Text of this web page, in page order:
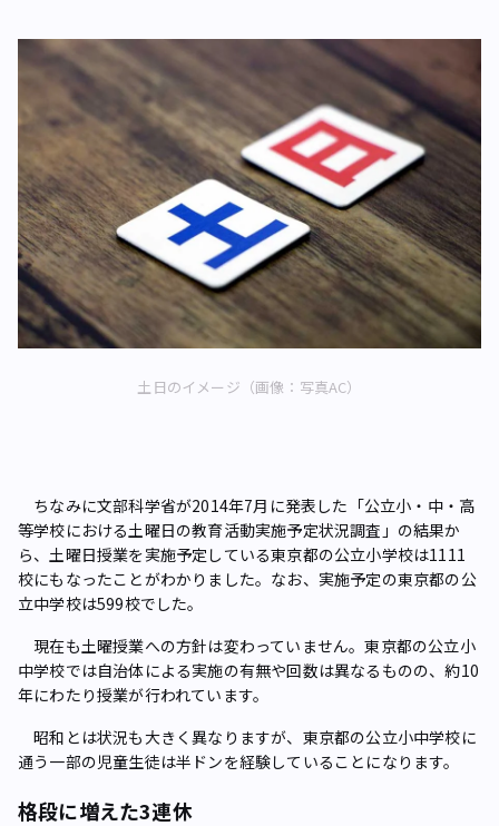
土日のイメージ（画像：写真AC）
ちなみに文部科学省が2014年7月に発表した「公立小・中・高
等学校における土曜日の教育活動実施予定状況調査」の結果か
ら、土曜日授業を実施予定している東京都の公立小学校は1111
校にもなったことがわかりました。なお、実施予定の東京都の公
立中学校は599校でした。
現在も土曜授業への方針は変わっていません。東京都の公立小
中学校では自治体による実施の有無や回数は異なるものの、約10
年にわたり授業が行われています。
昭和とは状況も大きく異なりますが、東京都の公立小中学校に
通う一部の児童生徒は半ドンを経験していることになります。
格段に増えた3連休